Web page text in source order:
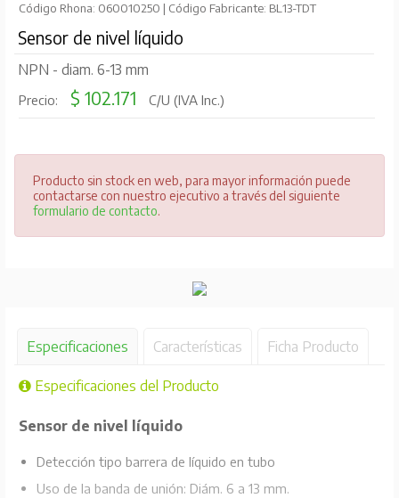
Código Rhona: 060010250 | Código Fabricante: BL13-TDT
Sensor de nivel líquido
NPN - diam. 6-13 mm
Precio: $ 102.171 C/U (IVA Inc.)
Producto sin stock en web, para mayor información puede
contactarse con nuestro ejecutivo a través del siguiente
formulario de contacto.
Especificaciones Características Ficha Producto
Especificaciones del Producto
Sensor de nivel líquido
Detección tipo barrera de líquido en tubo
Uso de la banda de unión: Diám. 6 a 13 mm.